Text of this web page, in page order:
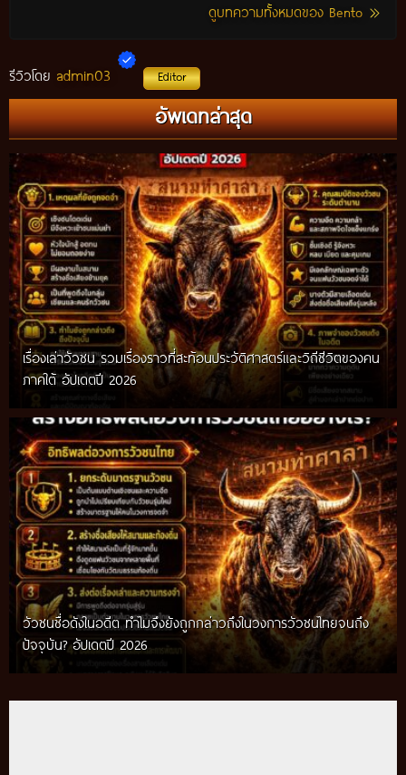
ดูบทความทั้งหมดของ Bento
รีวิวโดย admin03 Editor
อัพเดทล่าสุด
เรื่องเล่าวัวชน รวมเรื่องราวที่สะท้อนประวัติศาสตร์และวิถีชีวิตของคน
ภาคใต้ อัปเดตปี 2026
วัวชนชื่อดังในอดีต ทำไมจึงยังถูกกล่าวถึงในวงการวัวชนไทยจนถึง
ปัจจุบัน? อัปเดตปี 2026
กติกาวัวชนสมัยก่อน วิถีการแข่งขันดั้งเดิมที่สืบทอดผ่านภูมิปัญญา
ท้องถิ่น อัปเดตปี 2026